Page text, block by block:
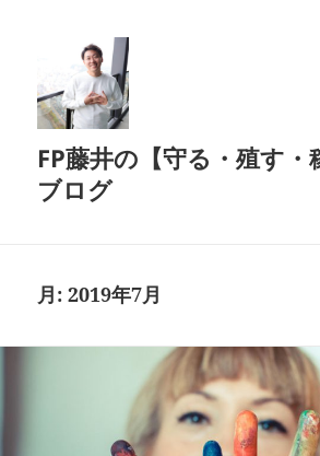
FP藤井の【守る・殖す・
ブログ
月:2019年7月